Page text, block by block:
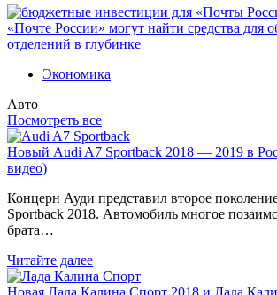
«Почте России» могут найти средства для
отделений в глубинке
Экономика
Авто
Посмотреть все
Новый Audi A7 Sportback 2018 — 2019 в
видео)
Концерн Ауди представил второе
Sportback 2018. Автомобиль многое
брата…
Читайте далее
Новая Лада Калина Спорт 2018 и Лада